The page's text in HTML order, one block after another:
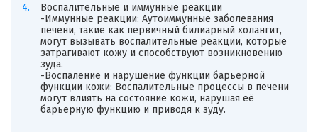
Воспалительные и иммунные реакции
-Иммунные реакции: Аутоиммунные заболевания
печени, такие как первичный билиарный холангит,
могут вызывать воспалительные реакции, которые
затрагивают кожу и способствуют возникновению
зуда.
-Воспаление и нарушение функции барьерной
функции кожи: Воспалительные процессы в печени
могут влиять на состояние кожи, нарушая её
барьерную функцию и приводя к зуду.